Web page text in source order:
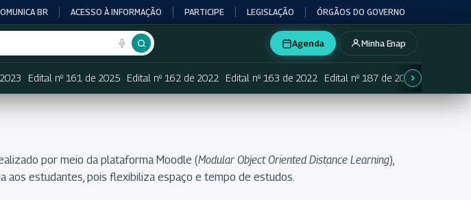
BR ACESSO À INFORMAÇÃO PARTICIPE LEGISLAÇÃO ÓRGÃOS DO GOVERNO
Agenda Minha Enap
Edital nº 161 de 2025 Edital nº 162 de 2022 Edital nº 163 de 2022 Edital nº 187 de 2024
por meio da plataforma Moodle (Modular Object Oriented Distance Learning),
aos estudantes, pois flexibiliza espaço e tempo de estudos.